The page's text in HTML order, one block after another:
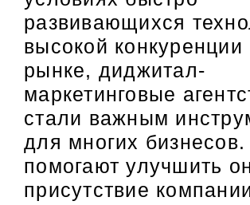
развивающихся
высокой конкуренции
рынке, диджитал-
маркетинговые
стали важным
для многих
помогают улучшить
присутствие